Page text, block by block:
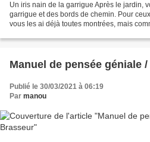
Un iris nain de la garrigue Après le jardin,
garrigue et des bords de chemin. Pour
vous les ai déjà toutes montrées, mais
Manuel de pensée géniale
Publié le 30/03/2021 à 06:19
Par manou